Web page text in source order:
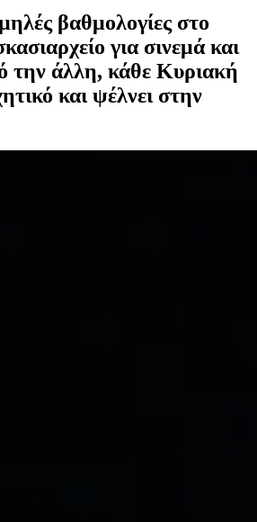
βαθμολογίες στο
για σινεμά και
την άλλη, κάθε Κυριακή
και ψέλνει στην